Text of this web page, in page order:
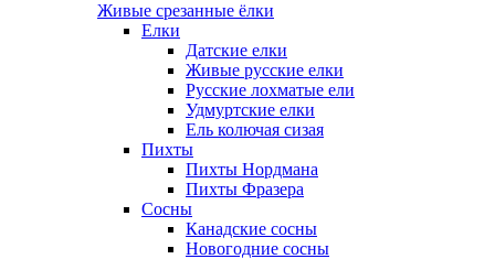
Живые срезанные ёлки
Елки
Датские елки
Живые русские елки
Русские лохматые ели
Удмуртские елки
Ель колючая сизая
Пихты
Пихты Нордмана
Пихты Фразера
Сосны
Канадские сосны
Новогодние сосны